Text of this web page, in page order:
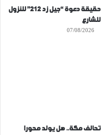
حقيقة دعوة “جيل زد 212” للنزول
للشارع
07/08/2026
تحالف مكة.. هل يولد محورا